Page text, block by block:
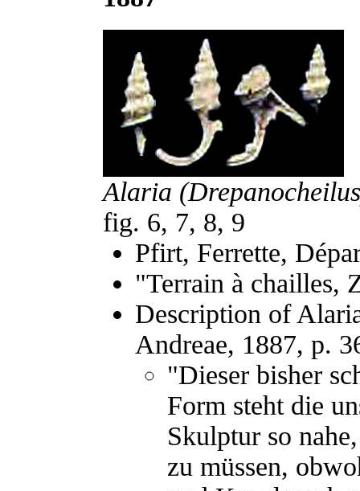
Alaria
fig. 6, 7, 8, 9
Pfirt, Ferrette,
"Terrain à chailles,
Description of
Andreae, 1887, p.
"Dieser bisher
Form steht die
Skulptur so
zu müssen,